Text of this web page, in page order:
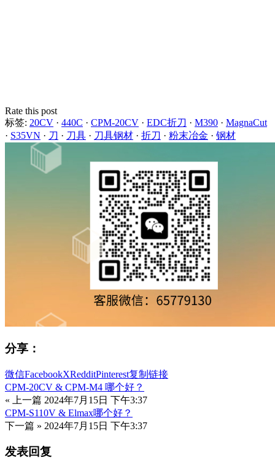
Rate this post
标签: 20CV · 440C · CPM-20CV · EDC折刀 · M390 · MagnaCut
· S35VN · 刀 · 刀具 · 刀具钢材 · 折刀 · 粉末冶金 · 钢材
分享：
微信FacebookXRedditPinterest复制链接
CPM-20CV & CPM-M4 哪个好？
« 上一篇 2024年7月15日 下午3:37
CPM-S110V & Elmax哪个好？
下一篇 » 2024年7月15日 下午3:37
发表回复